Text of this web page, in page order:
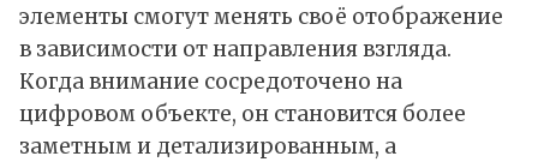
элементы смогут менять своё отображение
в зависимости от направления взгляда.
Когда внимание сосредоточено на
цифровом объекте, он становится более
заметным и детализированным, а